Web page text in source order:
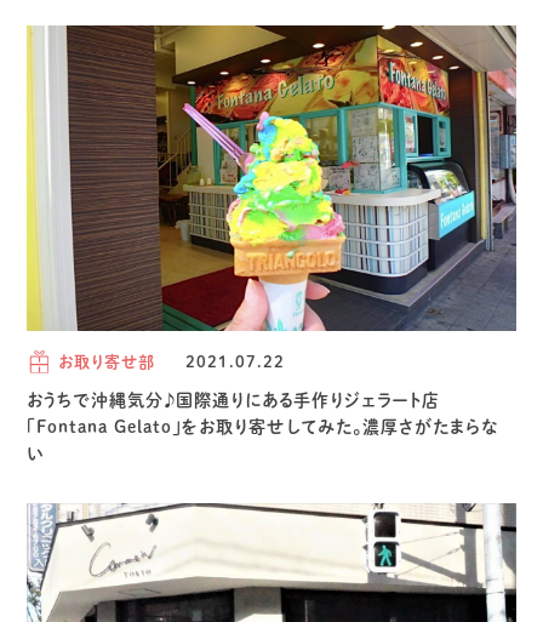
お取り寄せ部 2021.07.22
おうちで沖縄気分♪国際通りにある手作りジェラート店
「Fontana Gelato」をお取り寄せしてみた。濃厚さがたまらな
い